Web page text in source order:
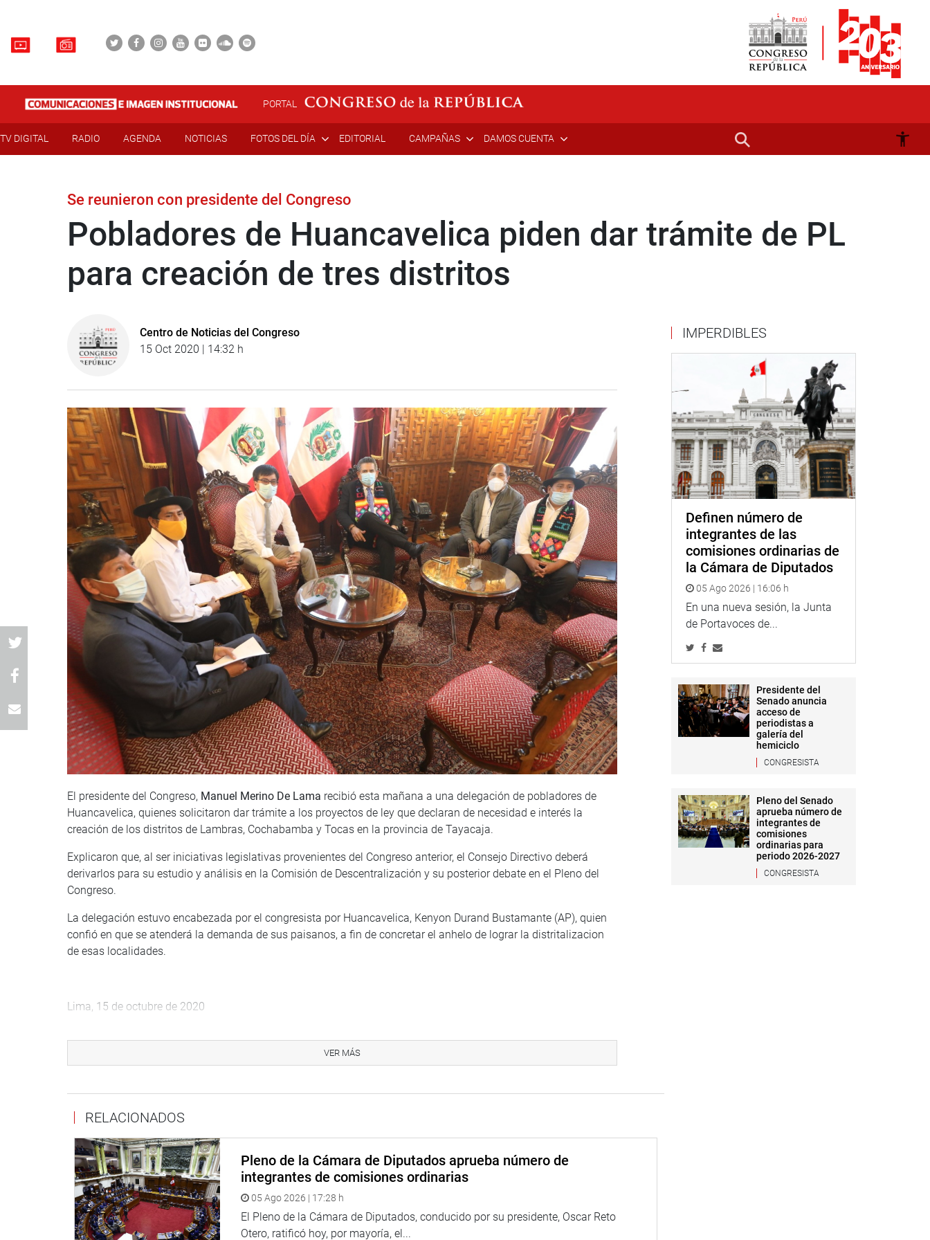
PORTAL
TV DIGITAL RADIO AGENDA NOTICIAS FOTOS DEL DÍA EDITORIAL CAMPAÑAS DAMOS CUENTA
Se reunieron con presidente del Congreso
Pobladores de Huancavelica piden dar trámite de PL
para creación de tres distritos
Centro de Noticias del Congreso
15 Oct 2020 | 14:32 h
El presidente del Congreso, Manuel Merino De Lama recibió esta mañana a una delegación de pobladores de
Huancavelica, quienes solicitaron dar trámite a los proyectos de ley que declaran de necesidad e interés la
creación de los distritos de Lambras, Cochabamba y Tocas en la provincia de Tayacaja.
Explicaron que, al ser iniciativas legislativas provenientes del Congreso anterior, el Consejo Directivo deberá
derivarlos para su estudio y análisis en la Comisión de Descentralización y su posterior debate en el Pleno del
Congreso.
La delegación estuvo encabezada por el congresista por Huancavelica, Kenyon Durand Bustamante (AP), quien
confió en que se atenderá la demanda de sus paisanos, a fin de concretar el anhelo de lograr la distritalizacion
de esas localidades.
Lima, 15 de octubre de 2020
VER MÁS
RELACIONADOS
Pleno de la Cámara de Diputados aprueba número de
integrantes de comisiones ordinarias
05 Ago 2026 | 17:28 h
El Pleno de la Cámara de Diputados, conducido por su presidente, Oscar Reto
Otero, ratificó hoy, por mayoría, el...
IMPERDIBLES
Definen número de
integrantes de las
comisiones ordinarias de
la Cámara de Diputados
05 Ago 2026 | 16:06 h
En una nueva sesión, la Junta
de Portavoces de...
Presidente del
Senado anuncia
acceso de
periodistas a
galería del
hemiciclo
CONGRESISTA
Pleno del Senado
aprueba número de
integrantes de
comisiones
ordinarias para
periodo 2026-2027
CONGRESISTA